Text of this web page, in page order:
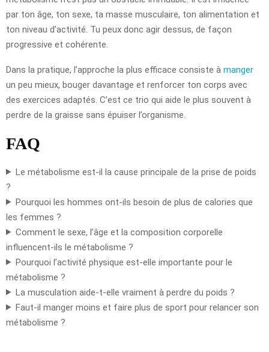
par ton âge, ton sexe, ta masse musculaire, ton alimentation et
ton niveau d’activité. Tu peux donc agir dessus, de façon
progressive et cohérente.
Dans la pratique, l’approche la plus efficace consiste à manger
un peu mieux, bouger davantage et renforcer ton corps avec
des exercices adaptés. C’est ce trio qui aide le plus souvent à
perdre de la graisse sans épuiser l’organisme.
FAQ
Le métabolisme est-il la cause principale de la prise de poids
?
Pourquoi les hommes ont-ils besoin de plus de calories que
les femmes ?
Comment le sexe, l’âge et la composition corporelle
influencent-ils le métabolisme ?
Pourquoi l’activité physique est-elle importante pour le
métabolisme ?
La musculation aide-t-elle vraiment à perdre du poids ?
Faut-il manger moins et faire plus de sport pour relancer son
métabolisme ?